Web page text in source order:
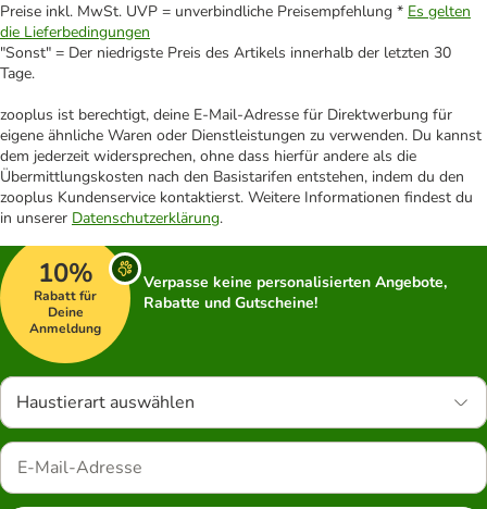
Preise inkl. MwSt. UVP = unverbindliche Preisempfehlung * Es gelten
die Lieferbedingungen
"Sonst" = Der niedrigste Preis des Artikels innerhalb der letzten 30
Tage.
zooplus ist berechtigt, deine E-Mail-Adresse für Direktwerbung für
eigene ähnliche Waren oder Dienstleistungen zu verwenden. Du kannst
dem jederzeit widersprechen, ohne dass hierfür andere als die
Übermittlungskosten nach den Basistarifen entstehen, indem du den
zooplus Kundenservice kontaktierst. Weitere Informationen findest du
in unserer Datenschutzerklärung.
10%
Rabatt für
Deine
Anmeldung
Verpasse keine personalisierten Angebote,
Rabatte und Gutscheine!
Haustierart auswählen